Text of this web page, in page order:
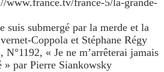
www.france.tv/france-5/la-grande-
suis submergé par la merde et la
Coppola et Stéphane Régy
« Je ne m’arrêterai jamais
» par Pierre Siankowsky